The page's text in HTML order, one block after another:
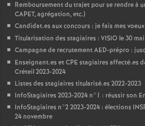
Remboursement du trajet pour se rendre à
CAPET, agrégation, etc.)
Candidat.es aux concours : je fais mes
Titularisation des stagiaires : VISIO le 30
Campagne de recrutementAED-prépro :
Enseignant.es etCPE stagiaires affecté.es
Créteil 2023-2024
Listes des stagiaires titularisé.es 2022-2023
InfoStagiaires 2023-2024 n°1 : réussir son
InfoStagiaires n°2 2023-2024 : élections
24 novembre